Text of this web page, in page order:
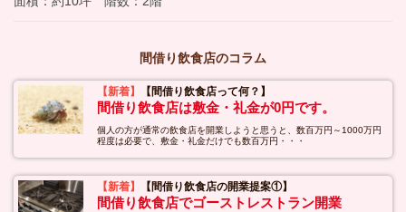
間借り飲食店のコラム
【新着】 【間借り飲食店って何？】
間借り飲食店は敷金・礼金が0円です。
個人の方が通常の飲食店を開業しようと思うと、数百万円～1000万円
程度は必要で、敷金・礼金だけでも数百万円・・・
【新着】 【間借り飲食店の開業提案①】
間借り飲食店でゴーストレストラン開業